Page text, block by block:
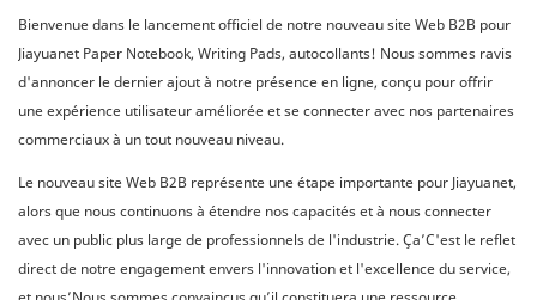
Bienvenue dans le lancement officiel de notre nouveau site Web B2B pour
Jiayuanet Paper Notebook, Writing Pads, autocollants! Nous sommes ravis
d'annoncer le dernier ajout à notre présence en ligne, conçu pour offrir
une expérience utilisateur améliorée et se connecter avec nos partenaires
commerciaux à un tout nouveau niveau.
Le nouveau site Web B2B représente une étape importante pour Jiayuanet,
alors que nous continuons à étendre nos capacités et à nous connecter
avec un public plus large de professionnels de l'industrie. Ça’C'est le reflet
direct de notre engagement envers l'innovation et l'excellence du service,